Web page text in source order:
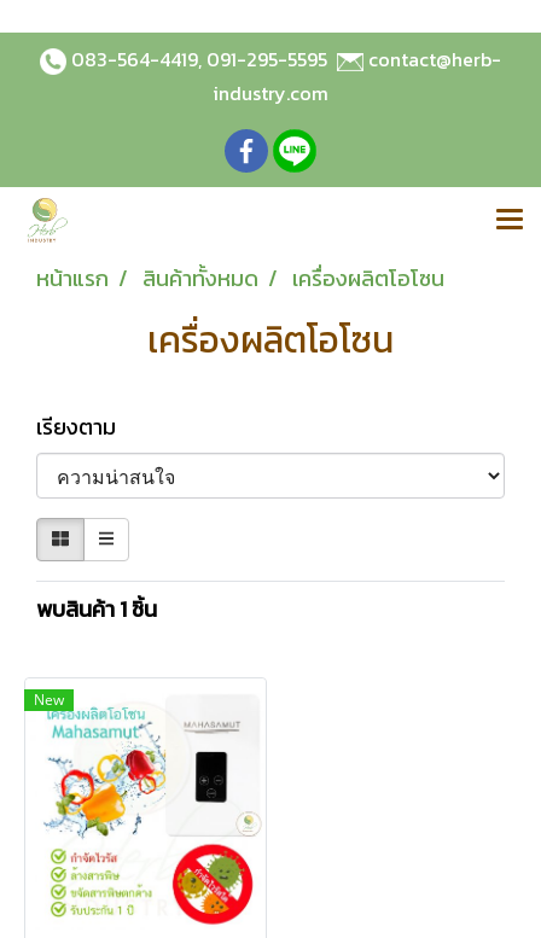
083-564-4419, 091-295-5595
contact@herb-
industry.com
หน้าแรก สินค้าทั้งหมด เครื่องผลิตโอโซน
เครื่องผลิตโอโซน
เรียงตาม
พบสินค้า 1 ชิ้น
New